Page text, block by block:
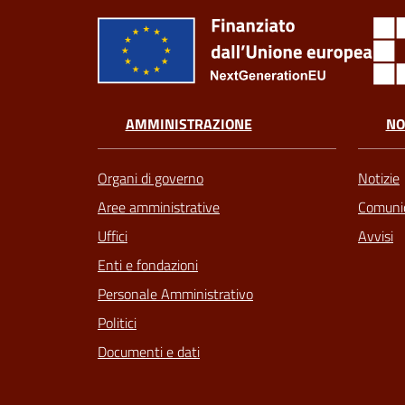
AMMINISTRAZIONE
Organi di governo
Aree amministrative
Uffici
Enti e fondazioni
Personale Amministrativo
Politici
Documenti e dati
Notizie
Avvisi